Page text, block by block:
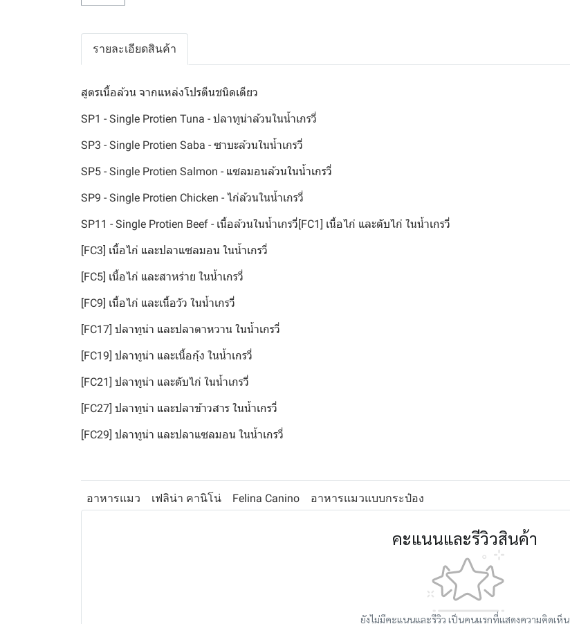
รายละเอียดสินค้า
สูตรเนื้อล้วน จากแหล่งโปรตีนชนิดเดียว
SP1 - Single Protien Tuna - ปลาทูน่าล้วนในน้ำเกรวี่
SP3 - Single Protien Saba - ซาบะล้วนในน้ำเกรวี่
SP5 - Single Protien Salmon - แซลมอนล้วนในน้ำเกรวี่
SP9 - Single Protien Chicken - ไก่ล้วนในน้ำเกรวี่
SP11 - Single Protien Beef - เนื้อล้วนในน้ำเกรวี่[FC1] เนื้อไก่ และตับไก่ ในน้ำเกรวี่
[FC3] เนื้อไก่ และปลาแซลมอน ในน้ำเกรวี่
[FC5] เนื้อไก่ และสาหร่าย ในน้ำเกรวี่
[FC9] เนื้อไก่ และเนื้อวัว ในน้ำเกรวี่
[FC17] ปลาทูน่า และปลาตาหวาน ในน้ำเกรวี่
[FC19] ปลาทูน่า และเนื้อกุ้ง ในน้ำเกรวี่
[FC21] ปลาทูน่า และตับไก่ ในน้ำเกรวี่
[FC27] ปลาทูน่า และปลาข้าวสาร ในน้ำเกรวี่
[FC29] ปลาทูน่า และปลาแซลมอน ในน้ำเกรวี่
อาหารแมว เฟลิน่า คานิโน่ Felina Canino อาหารแมวแบบกระป๋อง
คะแนนและรีวิวสินค้า
ยังไม่มีคะแนนและรีวิว เป็นคนแรกที่แสดงความคิดเห็น